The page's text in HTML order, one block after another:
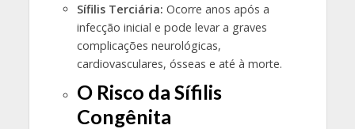
Sífilis Terciária: Ocorre anos após a
infecção inicial e pode levar a graves
complicações neurológicas,
cardiovasculares, ósseas e até à morte.
O Risco da Sífilis
Congênita